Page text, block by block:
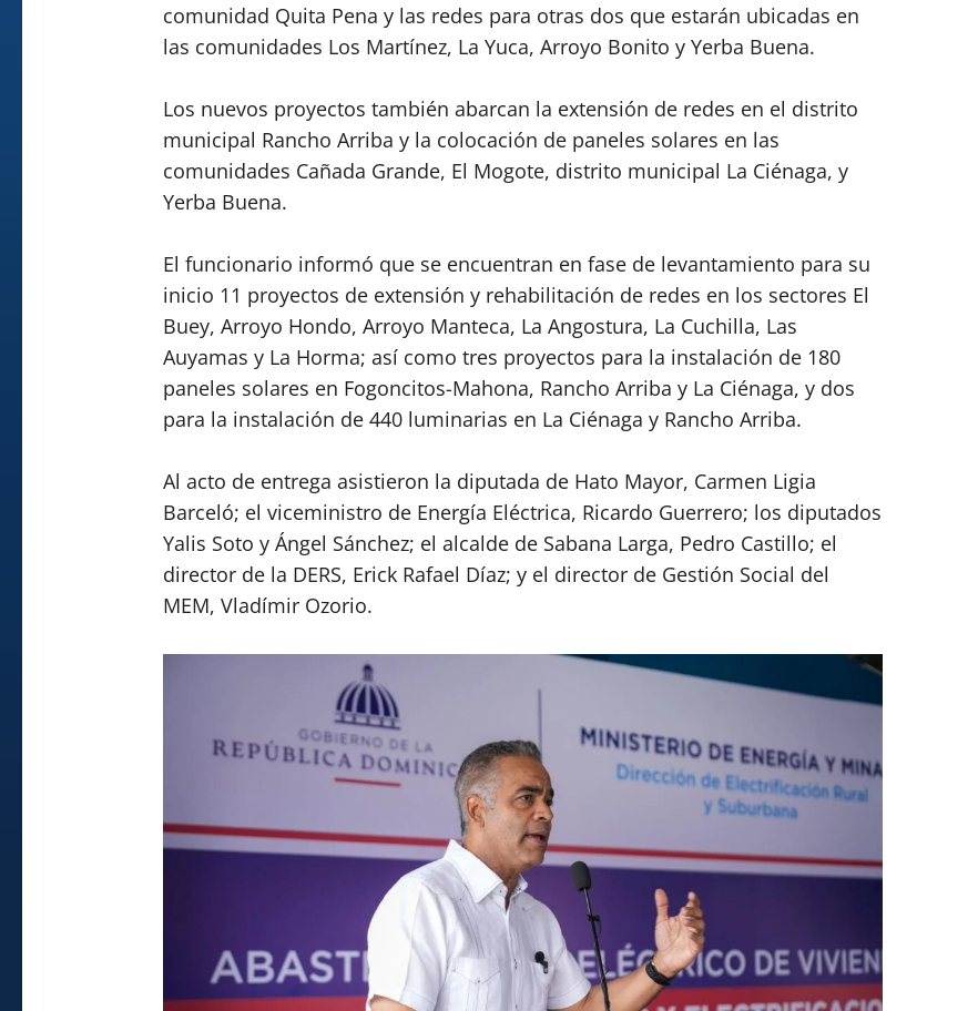
comunidad Quita Pena y las redes para otras dos que estarán ubicadas en
las comunidades Los Martínez, La Yuca, Arroyo Bonito y Yerba Buena.
Los nuevos proyectos también abarcan la extensión de redes en el distrito
municipal Rancho Arriba y la colocación de paneles solares en las
comunidades Cañada Grande, El Mogote, distrito municipal La Ciénaga, y
Yerba Buena.
El funcionario informó que se encuentran en fase de levantamiento para su
inicio 11 proyectos de extensión y rehabilitación de redes en los sectores El
Buey, Arroyo Hondo, Arroyo Manteca, La Angostura, La Cuchilla, Las
Auyamas y La Horma; así como tres proyectos para la instalación de 180
paneles solares en Fogoncitos-Mahona, Rancho Arriba y La Ciénaga, y dos
para la instalación de 440 luminarias en La Ciénaga y Rancho Arriba.
Al acto de entrega asistieron la diputada de Hato Mayor, Carmen Ligia
Barceló; el viceministro de Energía Eléctrica, Ricardo Guerrero; los diputados
Yalis Soto y Ángel Sánchez; el alcalde de Sabana Larga, Pedro Castillo; el
director de la DERS, Erick Rafael Díaz; y el director de Gestión Social del
MEM, Vladímir Ozorio.